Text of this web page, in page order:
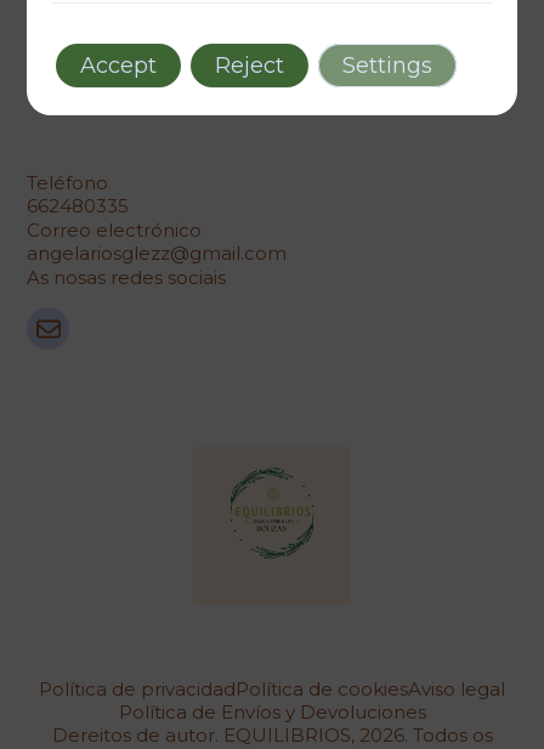
Teléfono
662480335
Correo electrónico
angelariosglezz@gmail.com
As nosas redes sociais
Dereitos de autor. EQUILIBRIOS, 2026. Todos os
Política de privacidadPolítica de cookiesAviso legal
Política de Envíos y Devoluciones
Accept Reject Settings